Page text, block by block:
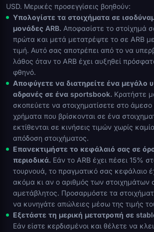
USD. Μερικές προσεγγίσεις βοηθούν:
Υπολογίστε τα στοιχήματα σε
μονάδες ARB. Αποφασίστε το στοίχημά
πρώτα και μετά μετατρέψτε το σε ARB
τιμή. Αυτό σας αποτρέπει από το να
λάθος όταν το ARB έχει αυξηθεί
φθηνό.
Αποφύγετε να διατηρείτε ένα μεγάλο
αδρανές σε ένα sportsbook. Κρατήστε
σκοπεύετε να στοιχηματίσετε στο
χρήματα που βρίσκονται σε ένα
εκτίθενται σε κινήσεις τιμών χωρίς
απόδοση στοιχήματος.
Επανεκτιμήστε το κεφάλαιό σας σε
περιοδικά. Εάν το ARB έχει πέσει 15%
τουρνουά, το πραγματικό σας κεφάλαιο
ακόμα κι αν ο αριθμός των στοιχημάτων
αμετάβλητος. Προσαρμόστε τα
να κυνηγάτε απώλειες μέσω της τιμής
Εξετάστε τη μερική μετατροπή σε
Εάν είστε κερδισμένοι και θέλετε να